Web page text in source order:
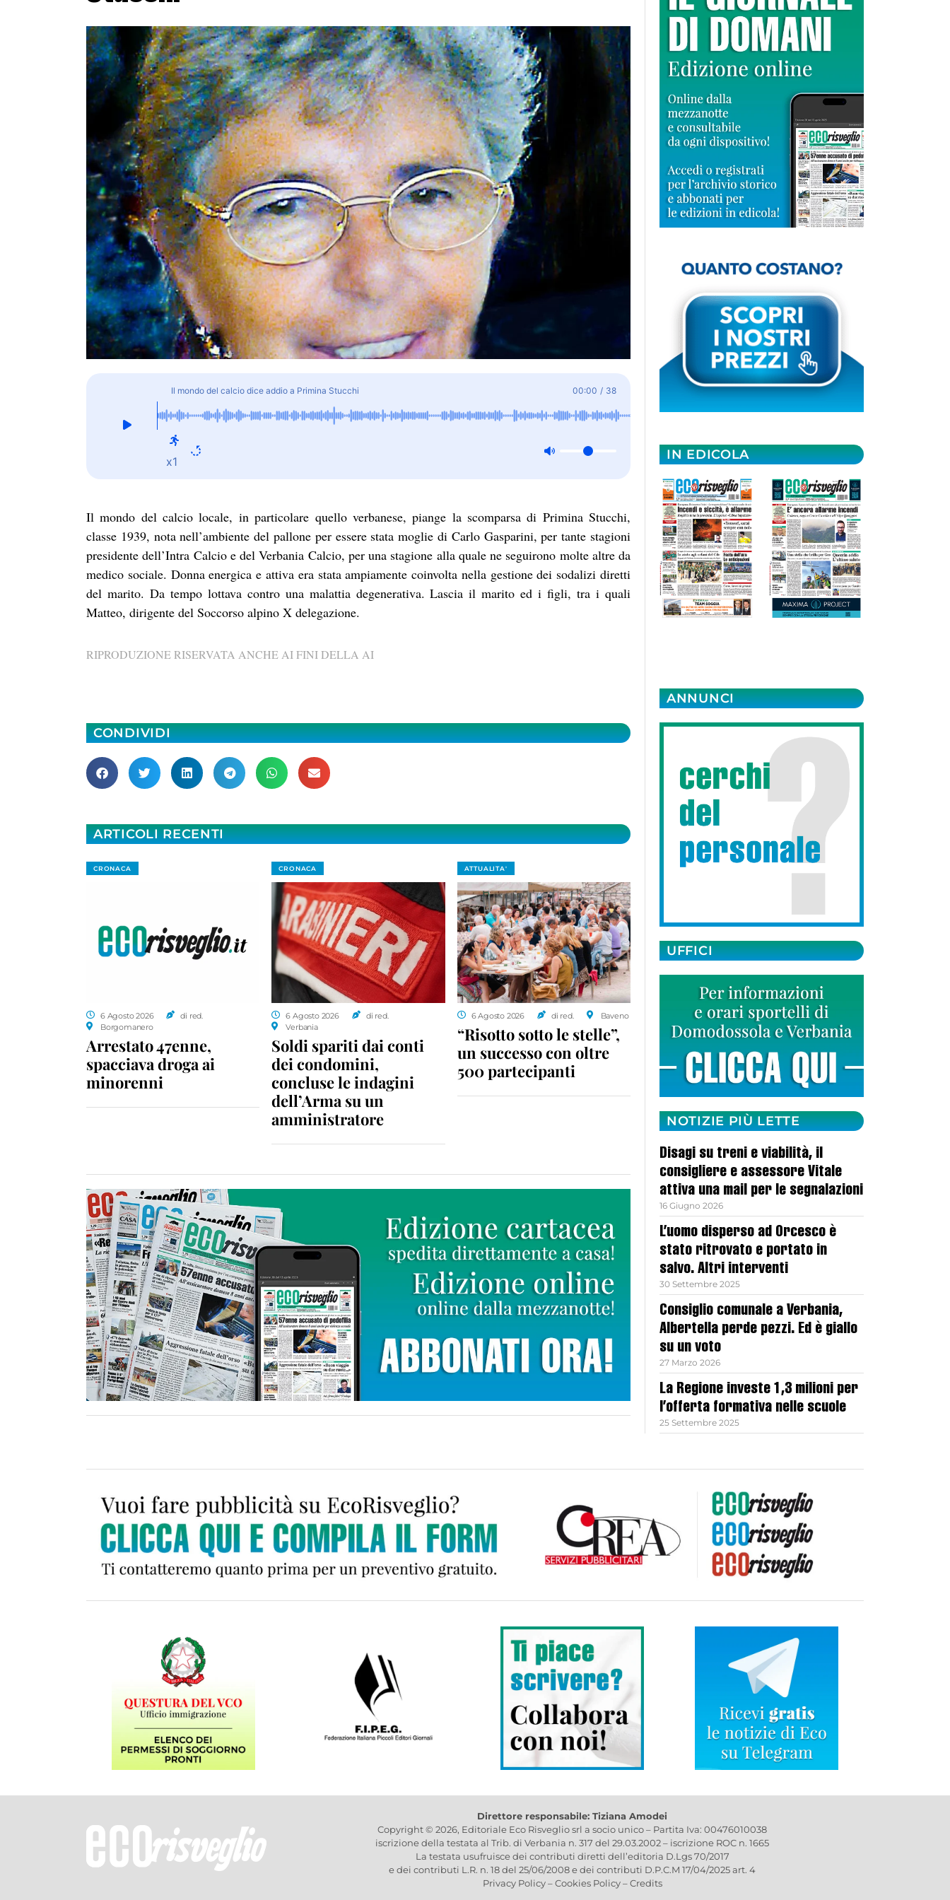
Il mondo del calcio dice addio a Primina Stucchi 00:00 / 38
x1
Il mondo del calcio locale, in particolare quello verbanese, piange la scomparsa di Primina Stucchi,
classe 1939, nota nell’ambiente del pallone per essere stata moglie di Carlo Gasparini, per tante stagioni
presidente dell’Intra Calcio e del Verbania Calcio, per una stagione alla quale ne seguirono molte altre da
medico sociale. Donna energica e attiva era stata ampiamente coinvolta nella gestione dei sodalizi diretti
del marito. Da tempo lottava contro una malattia degenerativa. Lascia il marito ed i figli, tra i quali
Matteo, dirigente del Soccorso alpino X delegazione.
RIPRODUZIONE RISERVATA ANCHE AI FINI DELLA AI
CONDIVIDI
ARTICOLI RECENTI
CRONACA
6 Agosto 2026
di red.
Borgomanero
Arrestato 47enne,
spacciava droga ai
minorenni
CRONACA
6 Agosto 2026
di red.
Verbania
Soldi spariti dai conti
dei condomini,
concluse le indagini
dell’Arma su un
amministratore
ATTUALITA'
6 Agosto 2026 di red. Baveno
“Risotto sotto le stelle”,
un successo con oltre
500 partecipanti
IN EDICOLA
ANNUNCI
UFFICI
NOTIZIE PIÙ LETTE
Disagi su treni e viabilità, il
consigliere e assessore Vitale
attiva una mail per le segnalazioni
16 Giugno 2026
L’uomo disperso ad Orcesco è
stato ritrovato e portato in
salvo. Altri interventi
30 Settembre 2025
Consiglio comunale a Verbania,
Albertella perde pezzi. Ed è giallo
su un voto
27 Marzo 2026
La Regione investe 1,3 milioni per
l’offerta formativa nelle scuole
25 Settembre 2025
Direttore responsabile: Tiziana Amodei
Copyright © 2026, Editoriale Eco Risveglio srl a socio unico – Partita Iva: 00476010038
iscrizione della testata al Trib. di Verbania n. 317 del 29.03.2002 – iscrizione ROC n. 1665
La testata usufruisce dei contributi diretti dell’editoria D.Lgs 70/2017
e dei contributi L.R. n. 18 del 25/06/2008 e dei contributi D.P.C.M 17/04/2025 art. 4
Privacy Policy–Cookies Policy–Credits